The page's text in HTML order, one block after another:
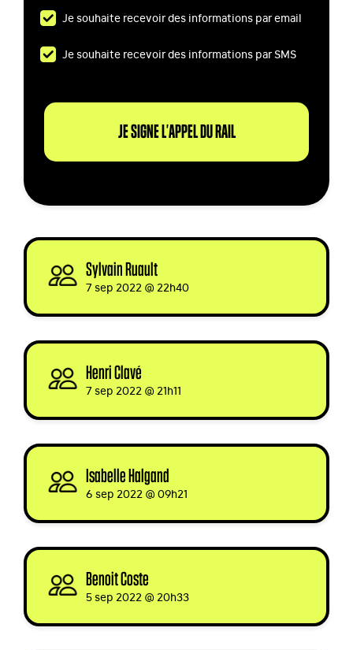
Je souhaite recevoir des informations par email
Je souhaite recevoir des informations par SMS
Sylvain Ruault
7 sep 2022 @ 22h40
Henri Clavé
7 sep 2022 @ 21h11
Isabelle Halgand
6 sep 2022 @ 09h21
Benoit Coste
5 sep 2022 @ 20h33